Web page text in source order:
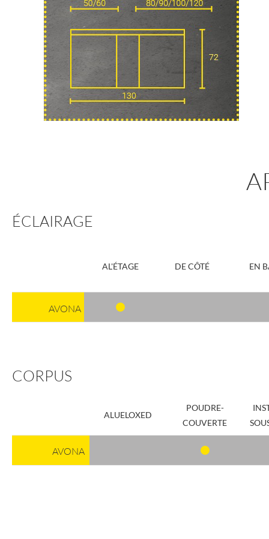
ÉCLAIRAGE
AL'ÉTAGE DE CÔTÉ EN
AVONA
CORPUS
ALUELOXED
POUDRE-
COUVERTE
AVONA